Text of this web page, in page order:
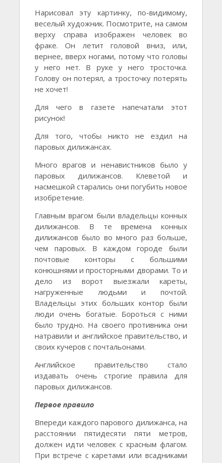
Нарисовал эту картинку, по-видимому,
веселый художник. Посмотрите, на самом
верху справа изображен человек во
фраке. Он летит головой вниз, или,
вернее, вверх ногами, потому что головы
у него нет. В руке у него тросточка.
Голову он потерял, а тросточку потерять
не хочет!
Для чего в газете напечатали этот
рисунок!
Для того, чтобы никто не ездил на
паровых дилижансах.
Много врагов и ненавистников было у
паровых дилижансов. Клеветой и
насмешкой старались они погубить новое
изобретение.
Главным врагом были владельцы конных
дилижансов. В те времена конных
дилижансов было во много раз больше,
чем паровых. В каждом городе были
почтовые конторы с большими
конюшнями и просторными дворами. То и
дело из ворот выезжали кареты,
нагруженные людьми и почтой.
Владельцы этих больших контор были
люди очень богатые. Бороться с ними
было трудно. На своего противника они
натравили и английское правительство, и
своих кучеров с почтальонами.
Английское правительство стало
издавать очень строгие правила для
паровых дилижансов.
Первое правило
Впереди каждого парового дилижанса, на
расстоянии пятидесяти пяти метров,
должен идти человек с красным флагом.
При встрече с каретами или всадниками